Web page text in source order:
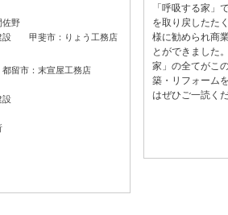
間佐野
設 甲斐市：りょう工務店
留市：末宣屋工務店
）
建設
「呼吸する家」
を取り戻したた
様に勧められ商
とができました
家」の全てがこ
築・リフォーム
はぜひご一読く